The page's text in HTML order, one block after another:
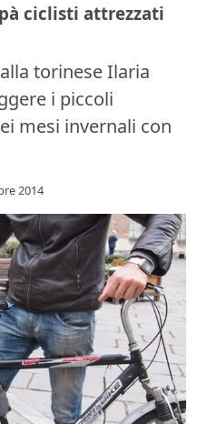
ciclisti attrezzati
torinese Ilaria
i piccoli
mesi invernali con
2014